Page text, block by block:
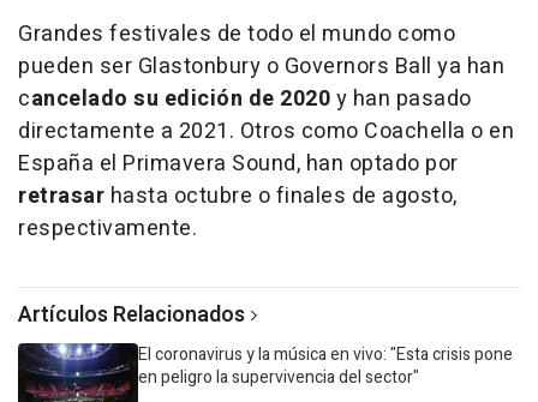
Grandes festivales de todo el mundo como
pueden ser Glastonbury o Governors Ball ya han
cancelado su edición de 2020y han pasado
directamente a 2021. Otros como Coachella o en
España el Primavera Sound, han optado por
retrasar hasta octubre o finales de agosto,
respectivamente.
Artículos Relacionados
El coronavirus y la música en vivo: "Esta crisis pone
en peligro la supervivencia del sector"